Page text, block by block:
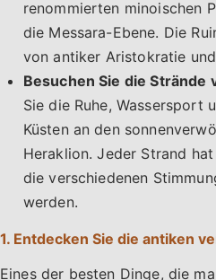
renommierten minoischen
die Messara-Ebene. Die
von antiker Aristokratie
Besuchen Sie die Strände
Sie die Ruhe, Wassersport
Küsten an den
Heraklion. Jeder Strand
die verschiedenen
werden.
1. Entdecken Sie die antiken
Eines der besten Dinge, die